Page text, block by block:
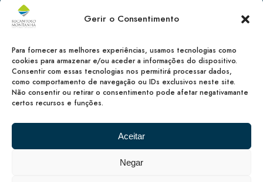
Gerir o Consentimento
Para fornecer as melhores experiências, usamos tecnologias como
cookies para armazenar e/ou aceder a informações do dispositivo.
Consentir com essas tecnologias nos permitirá processar dados,
como comportamento de navegação ou IDs exclusivos neste site.
Não consentir ou retirar o consentimento pode afetar negativamante
certos recursos e funções.
Aceitar
Negar
© Copyright 2023 – Recantos da Montanha. Todos os direitos